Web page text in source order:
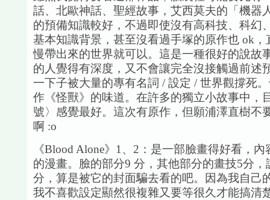
話、北歐神話、聖經故事，艾西莫夫的「機器
的預備知識較好，不過即使沒有高科技、科幻
基本知識背景，甚至沒看過手塚的原作也 ok，
慢帶出來的世界就可以。這是一種很好的說故
的人覺得有深度，又不會讓完全沒接觸過前述
一下子被大量的專有名詞 / 設定 / 世界觀撐死
作《怪獸》的味道。在許多的獨立小故事中，
號〉感覺最好。這次有原作，但願浦澤直樹不
啊 :o
《Blood Alone》1、2：是一部臉畫得好看，
的漫畫。臉的部分9 分，其他部分的畫技5分，
分，算是被它的封面騙去看的吧。因為我自己
我不喜歡設定顯然很複雜又要等很久才能搞清